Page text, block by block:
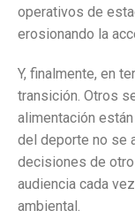
operativos de
erosionando la
Y, finalmente, en
transición. Otros
alimentación
del deporte no se
decisiones de
audiencia cada
ambiental.